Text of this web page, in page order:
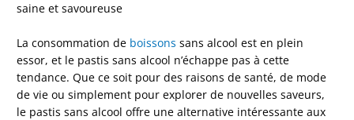
saine et savoureuse
La consommation de boissons sans alcool est en plein
essor, et le pastis sans alcool n’échappe pas à cette
tendance. Que ce soit pour des raisons de santé, de mode
de vie ou simplement pour explorer de nouvelles saveurs,
le pastis sans alcool offre une alternative intéressante aux